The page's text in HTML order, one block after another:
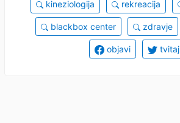
kineziologija rekreacija
blackbox center zdravje
objavi tvitaj